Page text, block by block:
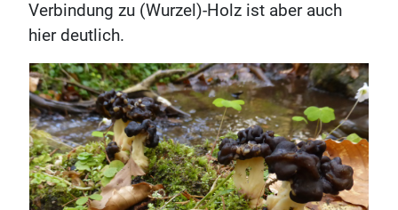
Verbindung zu (Wurzel)-Holz ist aber auch
hier deutlich.